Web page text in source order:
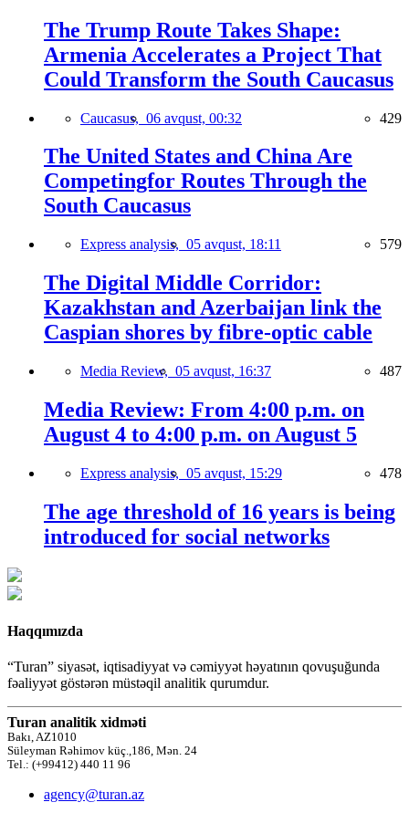
The Trump Route Takes Shape:
Armenia Accelerates a Project That
Could Transform the South Caucasus
Caucasus, 06 avqust, 00:32 429
The United States and China Are
Competingfor Routes Through the
South Caucasus
Express analysis, 05 avqust, 18:11 579
The Digital Middle Corridor:
Kazakhstan and Azerbaijan link the
Caspian shores by fibre-optic cable
Media Review, 05 avqust, 16:37 487
Media Review: From 4:00 p.m. on
August 4 to 4:00 p.m. on August 5
Express analysis, 05 avqust, 15:29 478
The age threshold of 16 years is being
introduced for social networks
Haqqımızda
“Turan” siyasət, iqtisadiyyat və cəmiyyət həyatının qovuşuğunda
fəaliyyət göstərən müstəqil analitik qurumdur.
Turan analitik xidməti
Bakı, AZ1010
Süleyman Rəhimov küç.,186, Mən. 24
Tel.: (+99412) 440 11 96
agency@turan.az